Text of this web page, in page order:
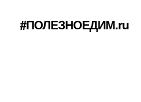
#ПОЛЕЗНОЕДИМ.ru